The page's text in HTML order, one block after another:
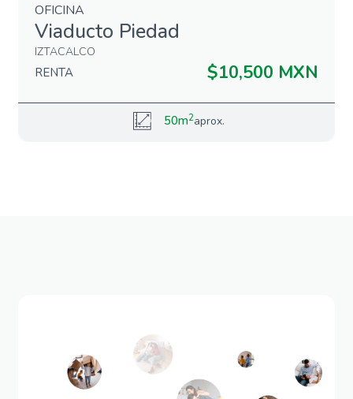
OFICINA
Viaducto Piedad
IZTACALCO
RENTA $10,500 MXN
50m2aprox.